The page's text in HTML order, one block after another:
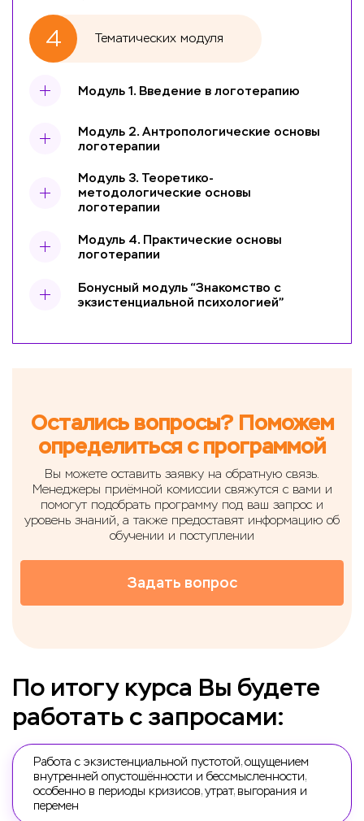
4 Тематических модуля
Модуль 1. Введение в логотерапию
Модуль 2. Антропологические основы
логотерапии
Модуль 3. Теоретико-
методологические основы
логотерапии
Модуль 4. Практические основы
логотерапии
Бонусный модуль “Знакомство с
экзистенциальной психологией”
Остались вопросы? Поможем
определиться с программой
Вы можете оставить заявку на обратную связь.
Менеджеры приёмной комиссии свяжутся с вами и
помогут подобрать программу под ваш запрос и
уровень знаний, а также предоставят информацию об
обучении и поступлении
Задать вопрос
По итогу курса Вы будете
работать с запросами:
Страдание и потеря смысла жизни
Работа с экзистенциальной пустотой, ощущением
внутренней опустошённости и бессмысленности,
особенно в периоды кризисов, утрат, выгорания и
перемен